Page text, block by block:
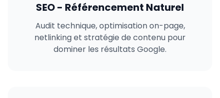
SEO - Référencement Naturel
Audit technique, optimisation on-page,
netlinking et stratégie de contenu pour
dominer les résultats Google.